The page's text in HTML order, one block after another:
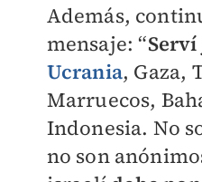
Además,
mensaje: “
Ucrania, Gaza,
Marruecos,
Indonesia. No
no son